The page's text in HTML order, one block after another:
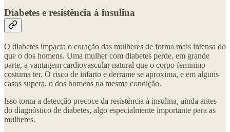
Diabetes e resistência à insulina
O diabetes impacta o coração das mulheres de forma mais intensa do
que o dos homens. Uma mulher com diabetes perde, em grande
parte, a vantagem cardiovascular natural que o corpo feminino
costuma ter. O risco de infarto e derrame se aproxima, e em alguns
casos supera, o dos homens na mesma condição.
Isso torna a detecção precoce da resistência à insulina, ainda antes
do diagnóstico de diabetes, algo especialmente importante para as
mulheres.